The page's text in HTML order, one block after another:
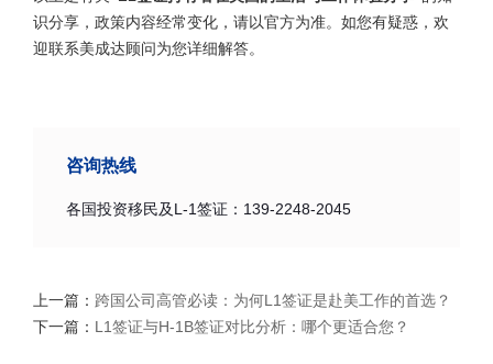
识分享，政策内容经常变化，请以官方为准。如您有疑惑，欢
迎联系美成达顾问为您详细解答。
咨询热线
各国投资移民及L-1签证：139-2248-2045
上一篇： 跨国公司高管必读：为何L1签证是赴美工作的首选？
下一篇： L1签证与H-1B签证对比分析：哪个更适合您？